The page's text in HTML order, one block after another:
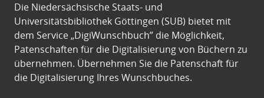
Die Niedersächsische Staats- und
Universitätsbibliothek Göttingen (SUB) bietet mit
dem Service „DigiWunschbuch” die Möglichkeit,
Patenschaften für die Digitalisierung von Büchern zu
übernehmen. Übernehmen Sie die Patenschaft für
die Digitalisierung Ihres Wunschbuches.